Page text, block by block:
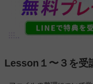
Lesson１〜３を受